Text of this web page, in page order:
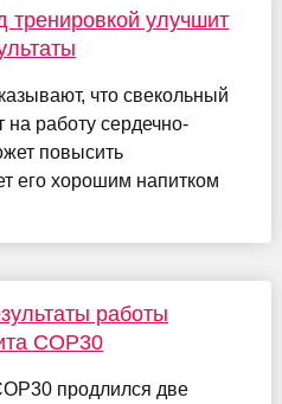
тренировкой улучшит
что свекольный
на работу сердечно-
повысить
его хорошим напитком
работы
COP30
продлился две